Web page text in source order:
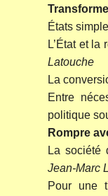
États
L’État et
Latouche
La
Entre
politique
Rompre
La société
Jean-Marc
Pour une